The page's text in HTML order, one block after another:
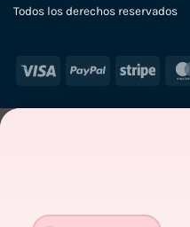
Todos los derechos reservados
Visa PayPal Stripe